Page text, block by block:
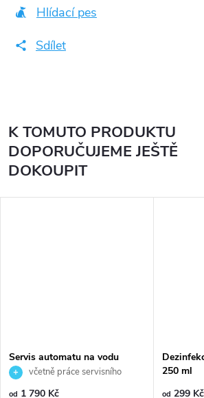
Hlídací pes
Sdílet
K TOMUTO PRODUKTU
DOPORUČUJEME JEŠTĚ
DOKOUPIT
Servis automatu na vodu
(ostatní)včetně práce servisního
technika
od 1 790 Kč
250 ml
od 299 Kč